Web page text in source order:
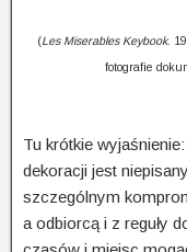
(Les Miserables Keybook.
fotografie
Tu krótkie
dekoracji jest
szczególnym
a odbiorcą i z reguły